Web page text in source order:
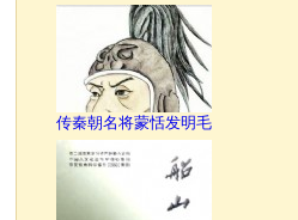
传秦朝名将蒙恬发明毛